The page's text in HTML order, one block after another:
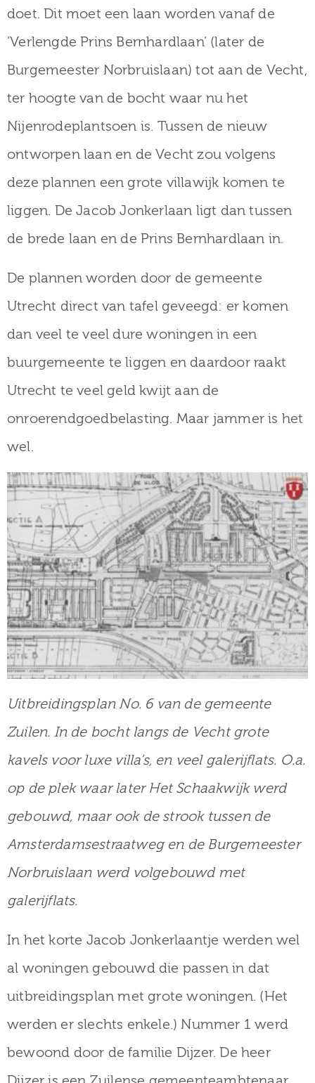
doet. Dit moet een laan worden vanaf de
‘Verlengde Prins Bernhardlaan’ (later de
Burgemeester Norbruislaan) tot aan de Vecht,
ter hoogte van de bocht waar nu het
Nijenrodeplantsoen is. Tussen de nieuw
ontworpen laan en de Vecht zou volgens
deze plannen een grote villawijk komen te
liggen. De Jacob Jonkerlaan ligt dan tussen
de brede laan en de Prins Bernhardlaan in.
De plannen worden door de gemeente
Utrecht direct van tafel geveegd: er komen
dan veel te veel dure woningen in een
buurgemeente te liggen en daardoor raakt
Utrecht te veel geld kwijt aan de
onroerendgoedbelasting. Maar jammer is het
wel.
Uitbreidingsplan No. 6 van de gemeente
Zuilen. In de bocht langs de Vecht grote
kavels voor luxe villa’s, en veel galerijflats. O.a.
op de plek waar later Het Schaakwijk werd
gebouwd, maar ook de strook tussen de
Amsterdamsestraatweg en de Burgemeester
Norbruislaan werd volgebouwd met
galerijflats.
In het korte Jacob Jonkerlaantje werden wel
al woningen gebouwd die passen in dat
uitbreidingsplan met grote woningen. (Het
werden er slechts enkele.) Nummer 1 werd
bewoond door de familie Dijzer. De heer